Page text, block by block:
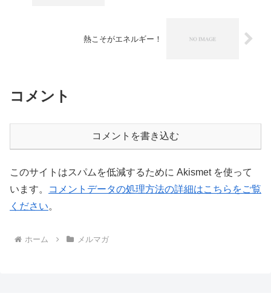
熱こそがエネルギー！
コメント
コメントを書き込む
このサイトはスパムを低減するために Akismet を使って
います。
コメントデータの処理方法の詳細はこちらをご覧
ください。
ホーム メルマガ